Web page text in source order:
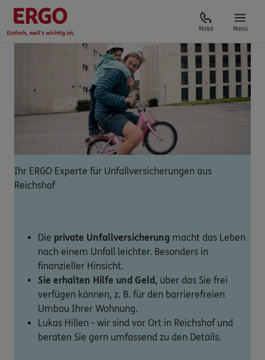
Mobil Menü
Ihr ERGO Experte für Unfallversicherungen aus
Reichshof
Die private Unfallversicherung macht das Leben
nach einem Unfall leichter. Besonders in
finanzieller Hinsicht.
Sie erhalten Hilfe und Geld, über das Sie frei
verfügen können, z. B. für den barrierefreien
Umbau Ihrer Wohnung.
Lukas Hillen - wir sind vor Ort in Reichshof und
beraten Sie gern umfassend zu den Details.